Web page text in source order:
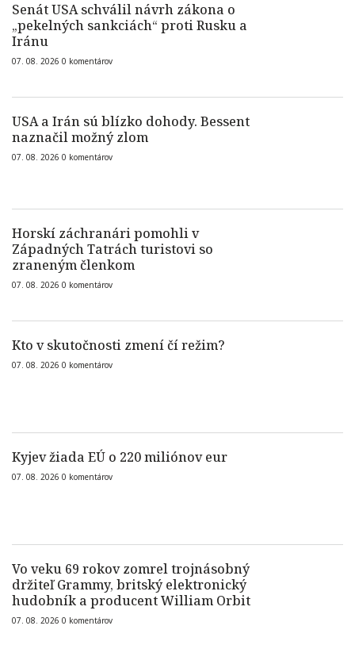
Senát USA schválil návrh zákona o
„pekelných sankciách“ proti Rusku a
Iránu
07. 08. 2026 0 komentárov
USA a Irán sú blízko dohody. Bessent
naznačil možný zlom
07. 08. 2026 0 komentárov
Horskí záchranári pomohli v
Západných Tatrách turistovi so
zraneným členkom
07. 08. 2026 0 komentárov
Kto v skutočnosti zmení čí režim?
07. 08. 2026 0 komentárov
Kyjev žiada EÚ o 220 miliónov eur
07. 08. 2026 0 komentárov
Vo veku 69 rokov zomrel trojnásobný
držiteľ Grammy, britský elektronický
hudobník a producent William Orbit
07. 08. 2026 0 komentárov